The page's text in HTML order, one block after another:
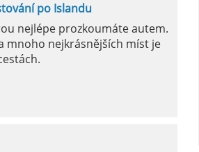
po Islandu
nejlépe prozkoumáte autem.
mnoho nejkrásnějších míst je
v jížním Španělsku zkontrolujte si před
kliamtizace, v létě je tam fakt vedro...